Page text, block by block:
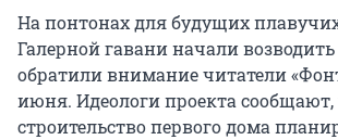
На понтонах для будущих
Галерной гавани начали
обратили внимание читатели
июня. Идеологи проекта сообщают,
строительство первого дома